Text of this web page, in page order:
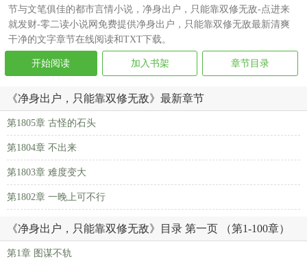
节与文笔俱佳的都市言情小说，净身出户，只能靠双修无敌-点进来
就发财-零二读小说网免费提供净身出户，只能靠双修无敌最新清爽
干净的文字章节在线阅读和TXT下载。
开始阅读 加入书架 章节目录
《净身出户，只能靠双修无敌》最新章节
第1805章 古怪的石头
第1804章 不出来
第1803章 难度变大
第1802章 一晚上可不行
《净身出户，只能靠双修无敌》目录 第一页 （第1-100章）
第1章 图谋不轨